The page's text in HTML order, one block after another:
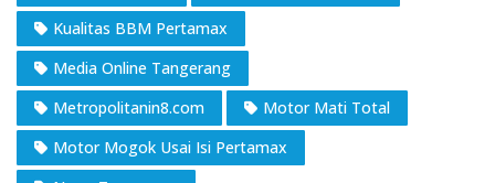
Kualitas BBM Pertamax
Media Online Tangerang
Metropolitanin8.com
Motor Mati Total
Motor Mogok Usai Isi Pertamax